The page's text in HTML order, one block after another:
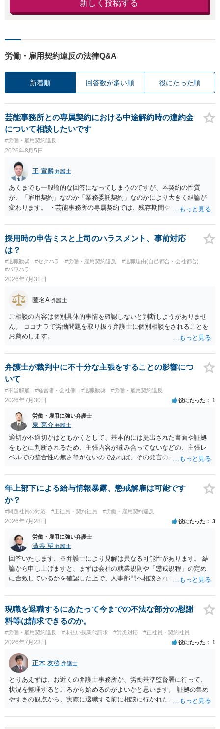
新しく投稿する
労働・雇用契約違反の法律Q&A
新着順 回答数が多い順 役にたった順
芸能事務所との専属契約における中途解約時の違約金
について相談したいです
#労働・雇用契約違反
2026年8月5日
王 宣麟 弁護士
あくまでも一般論的な回答になってしまうのですが、本契約の性質
が、「雇用契約」なのか「業務委託契約」なのかにより大きく結論が
変わります。 ・芸能事務所の専属契約では、残存期間や報酬額、投下
務上よくあるからといって当然に適法という意味ではなく、実際の損
害との対応関係や合理性が重要です。 ・違約金に上限がなくても、常
に有効になるわけではありません。契約が労働契約に近い実態なら労
基法16条で無効となる余地があり、そうでなくても、金額が事務所の
損害と比べて過大なら無効や減額が争点になります。 ・契約前の修正
交渉は一般的です。 交渉の方向としては、上限額を設ける、実損害ベ
費・未回収費用のみ」に限定する、などが典型です。 ・弁護士に契約
前に契約書の内容をレビューしてもらう価値は十分にあると思われま
す。 争点は、契約類型が雇用か業務委託か、実態として労働者性があ
るか、解除事由が双方にどう定められているか、違約金の算定根拠が
合理的か、という複数論点に分かれます。契約前なら、交渉のパワー
コストを抑えやすいので、資料等を持参の上弁護士に確認されること
をお勧めします。 ・事務所側の解除でも、解除理由によってはタレン
ト側に損害賠償が発生する建付けになっていることはあります。ただ
し、事務所側が一方的に解除したのにタレントへ違約金を課す設計
は、合理性や対価性を欠くとして争いやすいです。逆に、タレント側
の重大な契約違反がある場合は、実損害の範囲で請求される可能性は
あります。
採用時の申告ミスと上司のハラスメント、事前対応
は？
#退職勧奨 #セクハラ #労働・雇用契約違反
#退職理由(自己都合・会社都合)
#パワハラ
2026年7月31日
匿名A 弁護士
ご相談の内容は個別具体的事情を確認しないと判断しようがありませ
ん。 ココナラで労働問題を取り扱う弁護士に個別相談をされることを
お薦めします。
弁護士が裁判中に不十分な主張をすることの影響につ
いて
#不当解雇 #経営者・会社側 #退職勧奨 #労働・雇用契約違反
2026年7月30日 役にたった 1
労働・雇用に強い弁護士
泉 亮介 弁護士
適切か不適切かはともかくとして、基本的には提出された書面や証拠
をもとに判断されるため、主張内容が噛み合ってないなどの、主張レ
ベルでの整合性の無さ等がないのであれば、その発言のみで大きく不
年上部下による給与情報暴露、懲戒解雇は可能です
か？
#問題社員の対応 #正社員・契約社員 #労働・雇用契約違反
2026年7月28日 役にたった 3
労働・雇用に強い弁護士
澁谷 望 弁護士
回答いたします。※弁護士により見解は異なる可能性があります。 結
論から申し上げますと、まずは会社の就業規則や「懲戒規程」の定め
に合致しているかを確認した上で、人事部門へ相談されることが最優
ものの、重い懲戒処分の対象には十分なり得ます。 名誉や評価の回復
については、会社側に「部下の不正行為による情報漏洩」と正式に認
定させ、誤認した他部署への適切なフォローや周知を求めるのが有効
です。 あるいは、懲戒があったことを社内で周知される手続があるの
ならば、それにより軽微ながら回復はできるかもしれません。 さらに
個人としても、相手に対してプライバシー侵害等に基づく損害賠償
（慰謝料）を請求する選択肢がありえます（ただし、金額は多額にな
らない可能性があります。）。
現職を退職するにあたって今までの不法な部分の慰謝
料等は請求できるのか。
#労働・雇用契約違反 #未払い残業代請求 #労災対応 #正社員・契約社員
2026年7月23日 役にたった 1
正木 友啓 弁護士
とりあえずは、お近くの弁護士事務所か、労働基準監督署に行って、
状況を整理するところから始めるのがよいかと思います。 証拠の集め
やすさの観点から、実際に退職する前に相談に行かれた方がよいかと